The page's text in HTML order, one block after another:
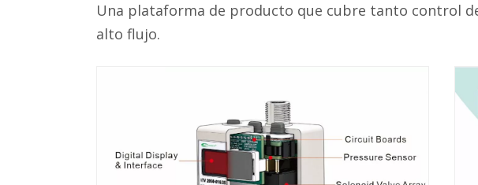
Una plataforma de producto que cubre tanto control
alto flujo.